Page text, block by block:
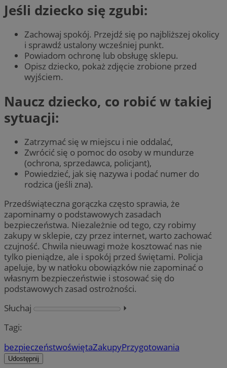
Jeśli dziecko się zgubi:
Zachowaj spokój. Przejdź się po najbliższej okolicy
i sprawdź ustalony wcześniej punkt.
Powiadom ochronę lub obsługę sklepu.
Opisz dziecko, pokaż zdjęcie zrobione przed
wyjściem.
Naucz dziecko, co robić w takiej
sytuacji:
Zatrzymać się w miejscu i nie oddalać,
Zwrócić się o pomoc do osoby w mundurze
(ochrona, sprzedawca, policjant),
Powiedzieć, jak się nazywa i podać numer do
rodzica (jeśli zna).
Przedświąteczna gorączka często sprawia, że
zapominamy o podstawowych zasadach
bezpieczeństwa. Niezależnie od tego, czy robimy
zakupy w sklepie, czy przez internet, warto zachować
czujność. Chwila nieuwagi może kosztować nas nie
tylko pieniądze, ale i spokój przed świętami. Policja
apeluje, by w natłoku obowiązków nie zapominać o
własnym bezpieczeństwie i stosować się do
podstawowych zasad ostrożności.
Słuchaj
⏵︎
Tagi:
bezpieczeństwoświętaZakupyPrzygotowania
Udostępnij